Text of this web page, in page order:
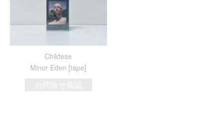
Childese
Minor Eden [tape]
お問合せ商品